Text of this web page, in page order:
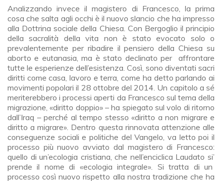
Analizzando invece il magistero di Francesco, la prima
cosa che salta agli occhi è il nuovo slancio che ha impresso
alla Dottrina sociale della Chiesa. Con Bergoglio il principio
della sacralità della vita non è stato evocato solo o
prevalentemente per ribadire il pensiero della Chiesa su
aborto e eutanasia, ma è stato declinato per affrontare
tutte le esperienze dell’esistenza. Così, sono diventati sacri
diritti come casa, lavoro e terra, come ha detto parlando ai
movimenti popolari il 28 ottobre del 2014. Un capitolo a sé
meriterebbero i processi aperti da Francesco sul tema della
migrazione, «diritto doppio» – ha spiegato sul volo di ritorno
dall’Iraq – perché al tempo stesso «diritto a non migrare e
diritto a migrare». Dentro questa rinnovata attenzione alle
conseguenze sociali e politiche del Vangelo, va letto poi il
processo più nuovo avviato dal magistero di Francesco:
quello di un’ecologia cristiana, che nell’enciclica Laudato si’
prende il nome di «ecologia integrale». Si tratta di un
processo così nuovo rispetto alla nostra tradizione che ha